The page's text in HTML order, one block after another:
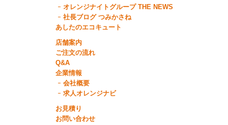
オレンジナイトグループ THE NEWS
社長ブログ つみかさね
あしたのエコキュート
店舗案内
ご注文の流れ
Q&A
企業情報
会社概要
求人オレンジナビ
お見積り
お問い合わせ